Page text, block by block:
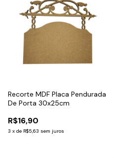
Recorte MDF Placa Pendurada
De Porta 30x25cm
R$16,90
3 x de R$5,63 sem juros